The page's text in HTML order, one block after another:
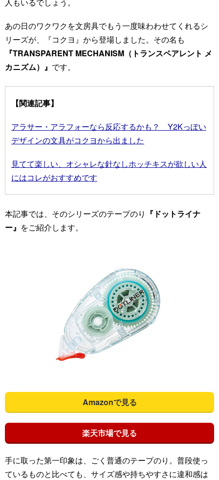
人もいるでしょう。
あの日のワクワクを文房具でもう一度味わわせてくれるシ
リーズが、『コクヨ』から登場しました。その名も
『TRANSPARENT MECHANISM（トランスペアレント メ
カニズム）』 です。
【関連記事】
アラサー・アラフォーなら反応するかも？ Y2Kっぽい
デザインの文具がコクヨから出ました
見てて楽しい、オシャレな針なしホッチキスが欲しい人
にはコレがおすすめです
本記事では、そのシリーズのテープのり 『ドットライナ
ー』 をご紹介します。
Amazonで見る
楽天市場で見る
手に取った第一印象は、ごく普通のテープのり。普段使っ
ているものと比べても、サイズ感や持ちやすさに違和感は